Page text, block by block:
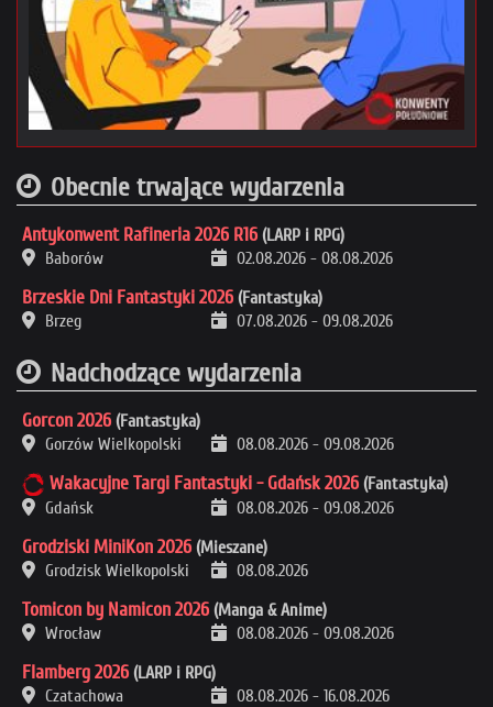
Obecnie trwające wydarzenia
Antykonwent Rafineria 2026 R16 (LARP i RPG)
Baborów
02.08.2026 - 08.08.2026
Brzeskie Dni Fantastyki 2026 (Fantastyka)
Brzeg
07.08.2026 - 09.08.2026
Nadchodzące wydarzenia
Gorcon 2026 (Fantastyka)
Gorzów Wielkopolski
08.08.2026 - 09.08.2026
Wakacyjne Targi Fantastyki - Gdańsk 2026 (Fantastyka)
Gdańsk
08.08.2026 - 09.08.2026
Grodziski MiniKon 2026 (Mieszane)
Grodzisk Wielkopolski
08.08.2026
Tomicon by Namicon 2026 (Manga & Anime)
Wrocław
08.08.2026 - 09.08.2026
Flamberg 2026 (LARP i RPG)
Czatachowa
08.08.2026 - 16.08.2026